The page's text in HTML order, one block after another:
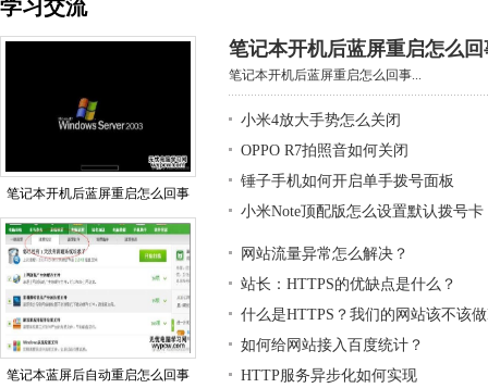
学习交流
笔记本开机后蓝屏重启怎么回事
笔记本蓝屏后自动重启怎么回事
笔记本开机后蓝屏重启怎么回
笔记本开机后蓝屏重启怎么回事...
小米4放大手势怎么关闭
OPPO R7拍照音如何关闭
锤子手机如何开启单手拨号面板
小米Note顶配版怎么设置默认拨号卡
网站流量异常怎么解决？
站长：HTTPS的优缺点是什么？
什么是HTTPS？我们的网站该不该
如何给网站接入百度统计？
HTTP服务异步化如何实现